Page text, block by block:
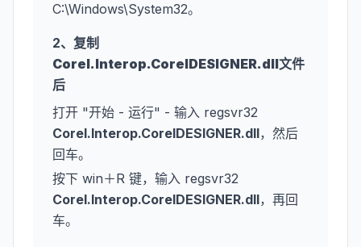
C:\Windows\System32。
2、复制
Corel.Interop.CorelDESIGNER.dll文件
后
打开 "开始 - 运行" - 输入 regsvr32
Corel.Interop.CorelDESIGNER.dll，然后
回车。
按下 win＋R 键，输入 regsvr32
Corel.Interop.CorelDESIGNER.dll，再回
车。